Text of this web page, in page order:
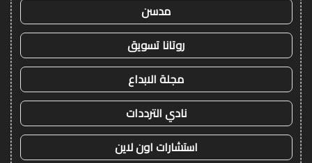
مدسن
روتانا تسويق
مجلة الابداع
نادي الترددات
استشارات اون لاين